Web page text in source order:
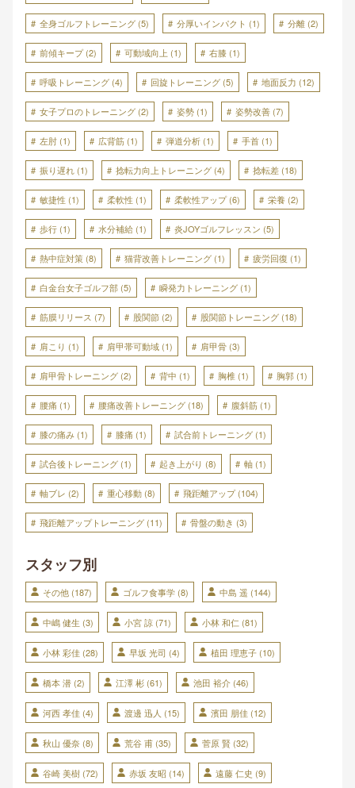
全身ゴルフトレーニング (5) 分厚いインパクト (1) 分離 (2)
前傾キープ(2) 可動域向上 (1) 右膝 (1)
呼吸トレーニング (4) 回旋トレーニング (5) 地面反力 (12)
女子プロのトレーニング (2) 姿勢 (1) 姿勢改善 (7)
左肘 (1) 広背筋 (1) 弾道分析 (1) 手首 (1)
振り遅れ (1) 捻転力向上トレーニング (4) 捻転差 (18)
敏捷性 (1) 柔軟性 (1) 柔軟性アップ(6) 栄養 (2)
歩行 (1) 水分補給 (1) 炎JOYゴルフレッスン (5)
熱中症対策 (8) 猫背改善トレーニング (1) 疲労回復 (1)
白金台女子ゴルフ部 (5) 瞬発力トレーニング (1)
筋膜リリース (7) 股関節 (2) 股関節トレーニング (18)
肩こり (1) 肩甲帯可動域 (1) 肩甲骨 (3)
肩甲骨トレーニング (2) 背中 (1) 胸椎 (1) 胸郭 (1)
腰痛 (1) 腰痛改善トレーニング (18) 腹斜筋 (1)
膝の痛み (1) 膝痛 (1) 試合前トレーニング (1)
試合後トレーニング (1) 起き上がり (8) 軸 (1)
軸ブレ (2) 重心移動 (8) 飛距離アップ(104)
飛距離アップトレーニング (11) 骨盤の動き (3)
スタッフ別
その他 (187) ゴルフ食事学 (8) 中島 遥 (144)
中嶋 健生 (3) 小宮 諒 (71) 小林 和仁 (81)
小林 彩佳 (28) 早坂 光司 (4) 植田 理恵子 (10)
橋本 潜 (2) 江澤 彬 (61) 池田 裕介 (46)
河西 孝佳 (4) 渡邊 迅人 (15) 濱田 朋佳 (12)
秋山 優奈 (8) 荒谷 甫 (35) 菅原 賢 (32)
谷崎 美樹 (72) 赤坂 友昭 (14) 遠藤 仁史 (9)